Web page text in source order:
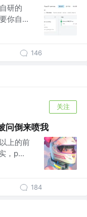
研的
你自...
146
关注
问倒来喷我
上的前
，p...
184